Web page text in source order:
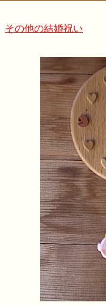
その他の結婚祝い